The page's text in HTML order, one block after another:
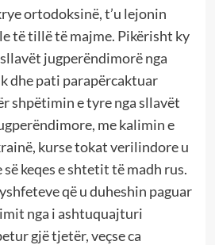
ortodoksinë, t’u lejonin
të tillë të majme. Pikërisht ky
jugperëndimorë nga
dhe pati parapërcaktuar
shpëtimin e tyre nga sllavët
me kalimin e
kurse tokat verilindore u
keqes e shtetit të madh rus.
që u duheshin paguar
nga i ashtuquajturi
gjë tjetër, veçse ca